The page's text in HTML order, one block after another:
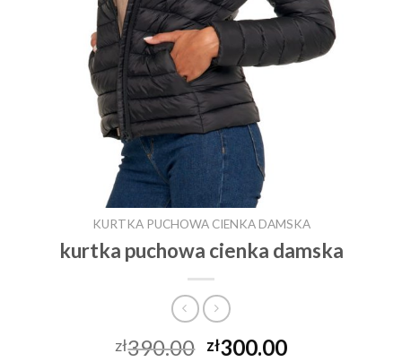
KURTKA PUCHOWA CIENKA DAMSKA
kurtka puchowa cienka damska
zł390.00 zł300.00